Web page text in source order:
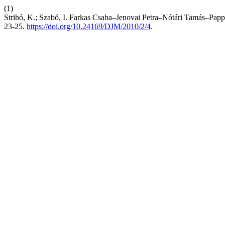
(1)
Strihó, K.; Szabó, I. Farkas Csaba–Jenovai Petra–Nótári
23-25. https://doi.org/10.24169/DJM/2010/2/4.